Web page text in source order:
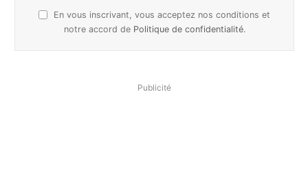
En vous inscrivant, vous acceptez nos conditions et
notre accord de Politique de confidentialité.
Publicité